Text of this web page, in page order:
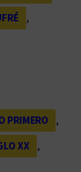
,
PRIMERO
,
XX
,